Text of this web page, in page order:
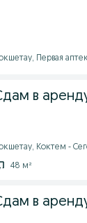
Первая
в
Коктем -
48 м²
в